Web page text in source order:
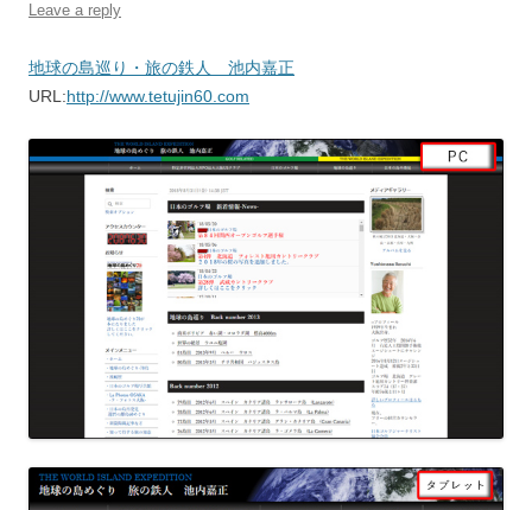
Leave a reply
地球の島巡り・旅の鉄人 池内嘉正
URL:http://www.tetujin60.com